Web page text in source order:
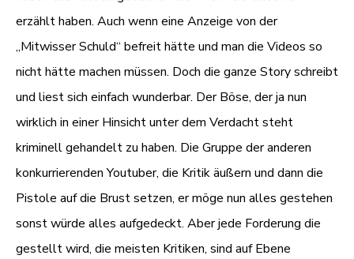
erzählt haben. Auch wenn eine Anzeige von der
„Mitwisser Schuld“ befreit hätte und man die Videos so
nicht hätte machen müssen. Doch die ganze Story schreibt
und liest sich einfach wunderbar. Der Böse, der ja nun
wirklich in einer Hinsicht unter dem Verdacht steht
kriminell gehandelt zu haben. Die Gruppe der anderen
konkurrierenden Youtuber, die Kritik äußern und dann die
Pistole auf die Brust setzen, er möge nun alles gestehen
sonst würde alles aufgedeckt. Aber jede Forderung die
gestellt wird, die meisten Kritiken, sind auf Ebene